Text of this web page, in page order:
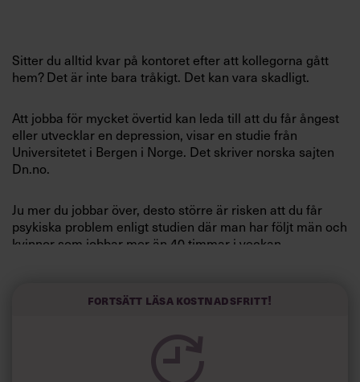
Villkor och policy för
personuppgiftsbehandling
Sök
efter:
Sitter du alltid kvar på kontoret efter att kollegorna gått
hem? Det är inte bara tråkigt. Det kan vara skadligt.
Att jobba för mycket övertid kan leda till att du får ångest
eller utvecklar en depression, visar en studie från
Universitetet i Bergen i Norge. Det skriver norska sajten
Dn.no.
Ju mer du jobbar över, desto större är risken att du får
psykiska problem enligt studien där man har följt män och
kvinnor som jobbar mer än 40 timmar i veckan.
grupper, de som jobbade mellan 41 och 48 timmar och de
jobbade mest visade sig löpa störst risk för att drabbas av
ångesttillstånd och depression, skriver dn.no.
Fortsätt läsa kostnadsfritt!